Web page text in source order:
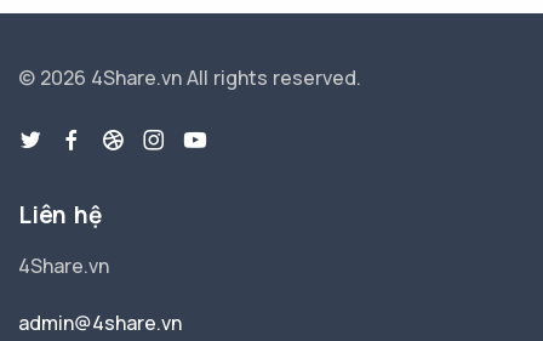
© 2026 4Share.vnAll rights reserved.
Liên hệ
4Share.vn
admin@4share.vn